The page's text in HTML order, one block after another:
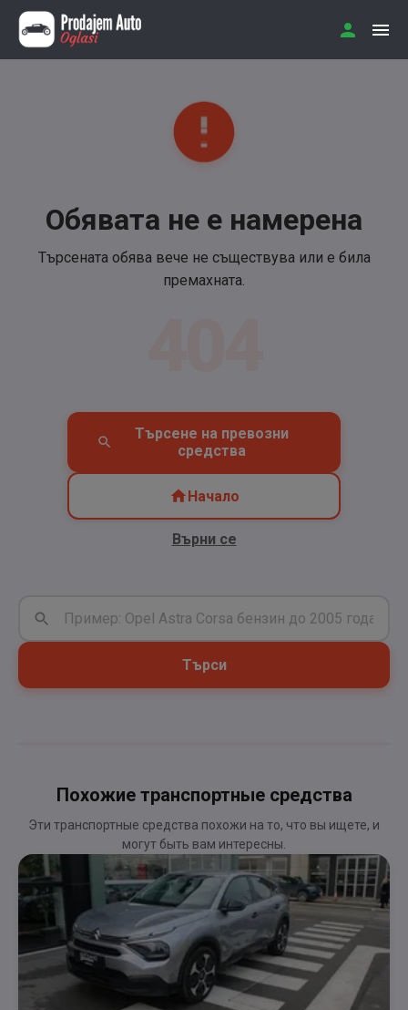
Обявата не е намерена
Търсената обява вече не съществува или е била
премахната.
Търсене на превозни
средства
Начало
Върни се
Търси
Похожие транспортные средства
Эти транспортные средства похожи на то, что вы ищете, и
могут быть вам интересны.